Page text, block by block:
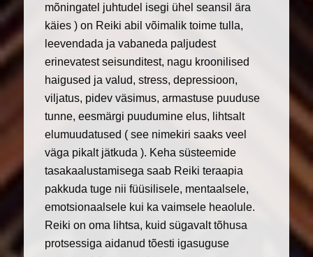
mõningatel juhtudel isegi ühel seansil ära
käies ) on Reiki abil võimalik toime tulla,
leevendada ja vabaneda paljudest
erinevatest seisunditest, nagu kroonilised
haigused ja valud, stress, depressioon,
viljatus, pidev väsimus, armastuse puuduse
tunne, eesmärgi puudumine elus, lihtsalt
elumuudatused ( see nimekiri saaks veel
väga pikalt jätkuda ). Keha süsteemide
tasakaalustamisega saab Reiki teraapia
pakkuda tuge nii füüsilisele, mentaalsele,
emotsionaalsele kui ka vaimsele heaolule.
Reiki on oma lihtsa, kuid sügavalt tõhusa
protsessiga aidanud tõesti igasuguse